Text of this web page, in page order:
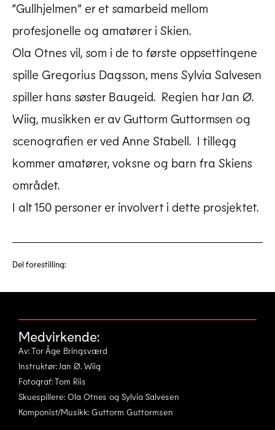
”Gullhjelmen” er et samarbeid mellom
profesjonelle og amatører i Skien.
Ola Otnes vil, som i de to første oppsettingene
spille Gregorius Dagsson, mens Sylvia Salvesen
spiller hans søster Baugeid. Regien har Jan Ø.
Wiig, musikken er av Guttorm Guttormsen og
scenografien er ved Anne Stabell. I tillegg
kommer amatører, voksne og barn fra Skiens
området.
I alt 150 personer er involvert i dette prosjektet.
Del forestilling:
Medvirkende:
Av: Tor Åge Bringsværd
Instruktør: Jan Ø. Wiig
Fotograf: Tom Riis
Skuespillere: Ola Otnes og Sylvia Salvesen
Komponist/Musikk: Guttorm Guttormsen